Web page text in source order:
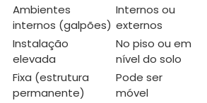
Ambientes
internos (galpões)
Internos ou
externos
Instalação
elevada
No piso ou em
nível do solo
Fixa (estrutura
permanente)
Pode ser
móvel